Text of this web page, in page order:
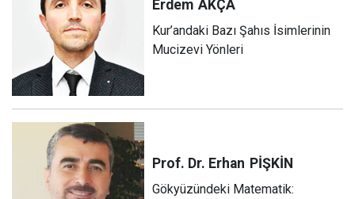
Erdem AKÇA
Kur’andaki Bazı Şahıs İsimlerinin
Mucizevi Yönleri
Prof. Dr. Erhan PİŞKİN
Gökyüzündeki Matematik: